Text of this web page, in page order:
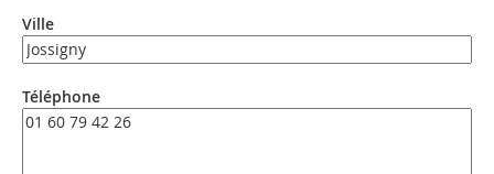
Ville
Téléphone